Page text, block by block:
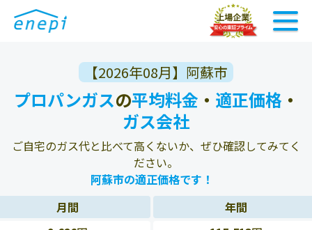
【2026年08月】阿蘇市
プロパンガスの平均料金 ・ 適正価格 ・
ガス会社
ご自宅のガス代と比べて高くないか、ぜひ確認してみてく
ださい。
阿蘇市の適正価格です！
月間
年間